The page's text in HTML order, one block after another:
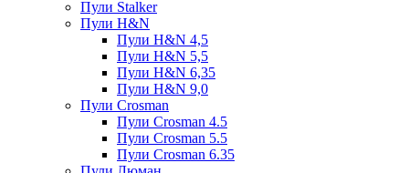
Пули Stalker
Пули H&N
Пули H&N 4,5
Пули H&N 5,5
Пули H&N 6,35
Пули H&N 9,0
Пули Crosman
Пули Crosman 4.5
Пули Crosman 5.5
Пули Crosman 6.35